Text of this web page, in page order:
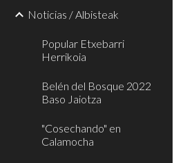
Noticias / Albisteak
Popular Etxebarri
Herrikoia
Belén del Bosque 2022
Baso Jaiotza
"Cosechando" en
Calamocha